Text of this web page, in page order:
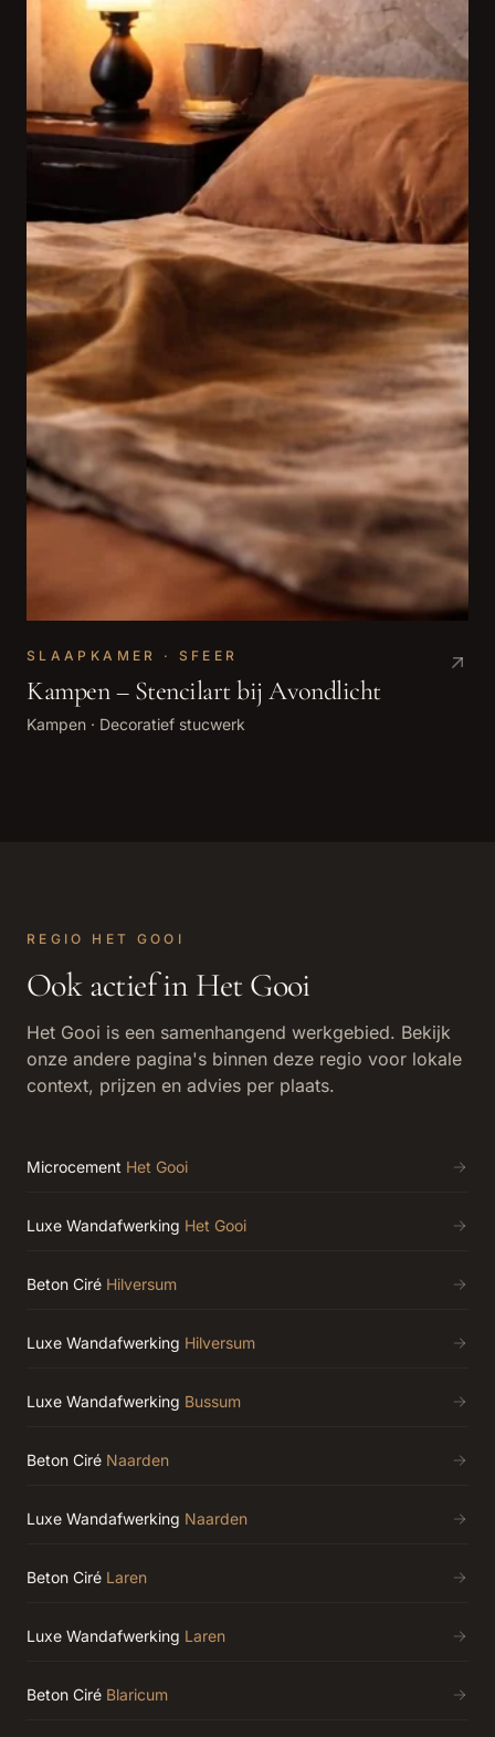
SLAAPKAMER · SFEER
Kampen – Stencilart bij Avondlicht
Kampen · Decoratief stucwerk
REGIO HET GOOI
Ook actief in Het Gooi
Het Gooi is een samenhangend werkgebied. Bekijk
onze andere pagina's binnen deze regio voor lokale
context, prijzen en advies per plaats.
Microcement Het Gooi
Luxe Wandafwerking Het Gooi
Beton Ciré Hilversum
Luxe Wandafwerking Hilversum
Luxe Wandafwerking Bussum
Beton Ciré Naarden
Luxe Wandafwerking Naarden
Beton Ciré Laren
Luxe Wandafwerking Laren
Beton Ciré Blaricum